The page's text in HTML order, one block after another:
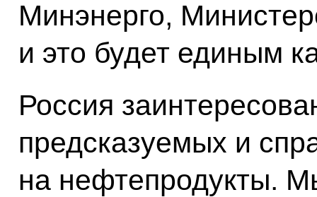
Минэнерго,
и это будет единым
Россия
предсказуемых и
на нефтепродукты.